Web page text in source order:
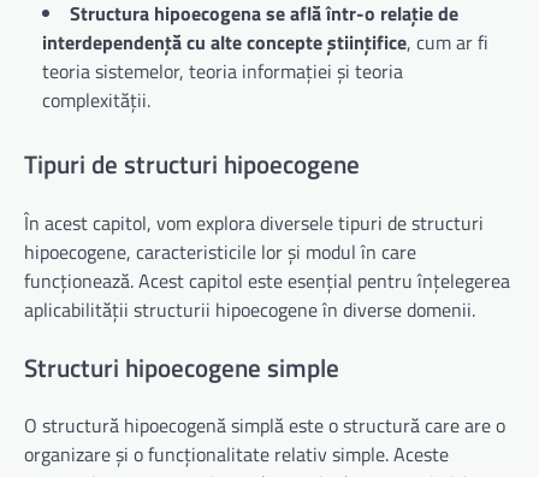
Structura hipoecogena se află într-o relație de
interdependență cu alte concepte științifice, cum ar fi
teoria sistemelor, teoria informației și teoria
complexității.
Tipuri de structuri hipoecogene
În acest capitol, vom explora diversele tipuri de structuri
hipoecogene, caracteristicile lor și modul în care
funcționează. Acest capitol este esențial pentru înțelegerea
aplicabilității structurii hipoecogene în diverse domenii.
Structuri hipoecogene simple
O structură hipoecogenă simplă este o structură care are o
organizare și o funcționalitate relativ simple. Aceste